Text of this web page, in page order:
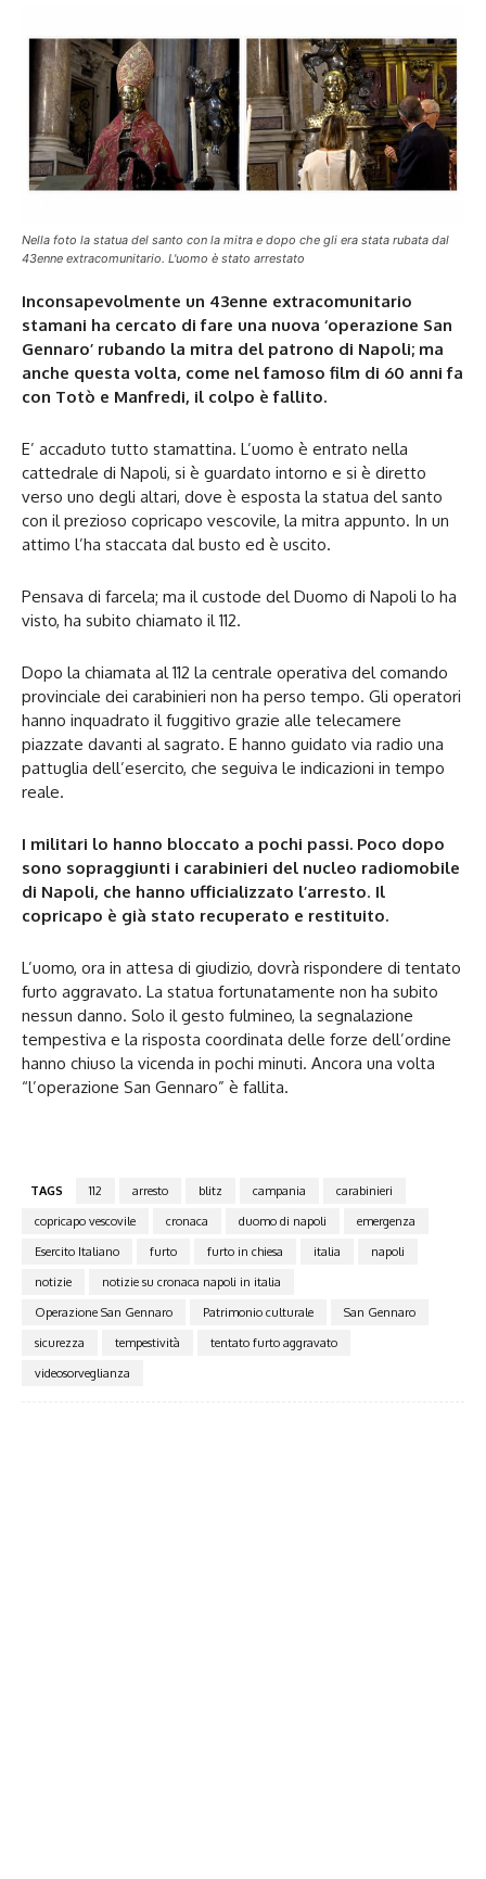
Nella foto la statua del santo con la mitra e dopo che gli era stata rubata dal
43enne extracomunitario. L'uomo è stato arrestato
Inconsapevolmente un 43enne extracomunitario
stamani ha cercato di fare una nuova ‘operazione San
Gennaro’ rubando la mitra del patrono di Napoli; ma
anche questa volta, come nel famoso film di 60 anni fa
con Totò e Manfredi, il colpo è fallito.
E’ accaduto tutto stamattina. L’uomo è entrato nella
cattedrale di Napoli, si è guardato intorno e si è diretto
verso uno degli altari, dove è esposta la statua del santo
con il prezioso copricapo vescovile, la mitra appunto. In un
attimo l’ha staccata dal busto ed è uscito.
Pensava di farcela; ma il custode del Duomo di Napoli lo ha
visto, ha subito chiamato il 112.
Dopo la chiamata al 112 la centrale operativa del comando
provinciale dei carabinieri non ha perso tempo. Gli operatori
hanno inquadrato il fuggitivo grazie alle telecamere
piazzate davanti al sagrato. E hanno guidato via radio una
pattuglia dell’esercito, che seguiva le indicazioni in tempo
reale.
I militari lo hanno bloccato a pochi passi. Poco dopo
sono sopraggiunti i carabinieri del nucleo radiomobile
di Napoli, che hanno ufficializzato l’arresto. Il
copricapo è già stato recuperato e restituito.
L’uomo, ora in attesa di giudizio, dovrà rispondere di tentato
furto aggravato. La statua fortunatamente non ha subito
nessun danno. Solo il gesto fulmineo, la segnalazione
tempestiva e la risposta coordinata delle forze dell’ordine
hanno chiuso la vicenda in pochi minuti. Ancora una volta
“l’operazione San Gennaro” è fallita.
TAGS 112 arresto blitz campania
carabinieri
copricapo vescovile
cronaca duomo di napoli
emergenza
Esercito Italiano
furto furto in chiesa italia
napoli
notizie
notizie su cronaca napoli in italia
Operazione San Gennaro
Patrimonio culturale
San Gennaro
sicurezza
tempestività
tentato furto aggravato
videosorveglianza